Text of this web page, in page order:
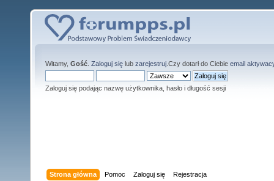
Witamy, Gość Zaloguj się lub zarejestruj .Czy dotarł do Ciebie email
Zaloguj się podając nazwę użytkownika, hasło i długość sesji
Strona główna Pomoc Zaloguj się Rejestracja